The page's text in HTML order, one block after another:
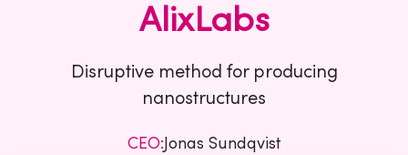
AlixLabs
Disruptive method for producing
nanostructures
CEO: Jonas Sundqvist